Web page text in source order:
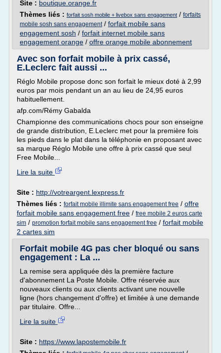
Site : boutique.orange.fr
Thèmes liés : forfait sosh mobile + livebox sans engagement / forfaits
mobile sosh sans engagement/ forfait mobile sans
engagement sosh / forfait internet mobile sans
engagement orange / offre orange mobile abonnement
Avec son forfait mobile à prix cassé,
E.Leclerc fait aussi ...
Réglo Mobile propose donc son forfait le mieux doté à 2,99
euros par mois pendant un an au lieu de 24,95 euros
habituellement.
afp.com/Rémy Gabalda
Championne des communications chocs pour son enseigne
de grande distribution, E.Leclerc met pour la première fois
les pieds dans le plat dans la téléphonie en proposant avec
sa marque Réglo Mobile une offre à prix cassé que seul
Free Mobile...
Lire la suite
Site : http://votreargent.lexpress.fr
Thèmes liés : forfait mobile illimite sans engagement free / offre
forfait mobile sans engagement free / free mobile 2 euros carte
sim / promotion forfait mobile sans engagement free / forfait mobile
2 cartes sim
Forfait mobile 4G pas cher bloqué ou sans
engagement : La ...
La remise sera appliquée dès la première facture
d'abonnement La Poste Mobile. Offre réservée aux
nouveaux clients ou aux clients activant une nouvelle
ligne (hors changement d'offre) et limitée à une demande
par titulaire. Offre...
Lire la suite
Site : https://www.lapostemobile.fr